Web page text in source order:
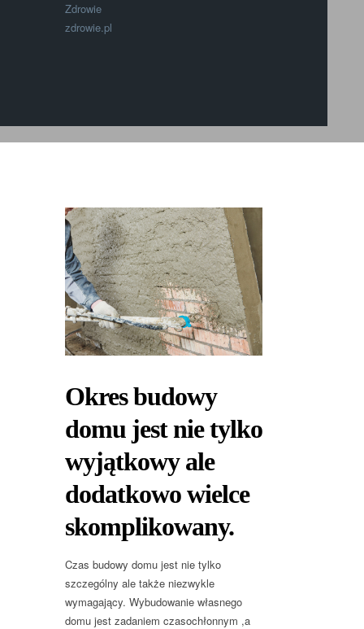
Zdrowie
zdrowie.pl
Okres budowy
domu jest nie tylko
wyjątkowy ale
dodatkowo wielce
skomplikowany.
Czas budowy domu jest nie tylko
szczególny ale także niezwykle
wymagający. Wybudowanie własnego
domu jest zadaniem czasochłonnym ,a